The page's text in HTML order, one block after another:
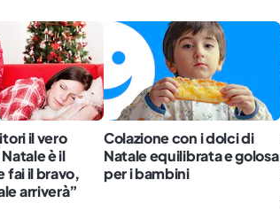
il vero
è il
fai il bravo,
arriverà”
Colazione con i dolci di
Natale equilibrata e golosa
per i bambini